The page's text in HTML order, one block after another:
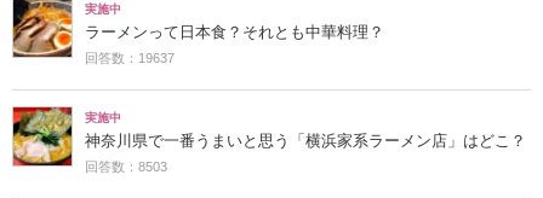
実施中
ラーメンって日本食？それとも中華料理？
回答数：19637
実施中
神奈川県で一番うまいと思う「横浜家系ラーメン店」はどこ？
回答数：8503